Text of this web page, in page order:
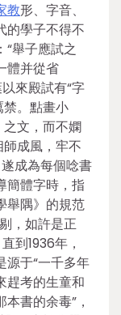
教形、字音、
的學子不得不
“舉子應試之
體并從省
來殿試有“字
禁。點畫小
之文，而不嫻
師成風，牢不
成為每個唸書
簡體字時，指
舉隅》的規范
，如許是正
到1936年，
源于“一千多年
趕考的生童和
書的余毒”，